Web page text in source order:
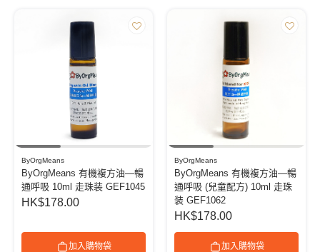
ByOrgMeans
ByOrgMeans 有機複方油—暢
通呼吸 10ml 走珠装 GEF1045
HK$178.00
加入購物袋
ByOrgMeans
ByOrgMeans 有機複方油—暢
通呼吸 (兒童配方) 10ml 走珠
装 GEF1062
HK$178.00
加入購物袋